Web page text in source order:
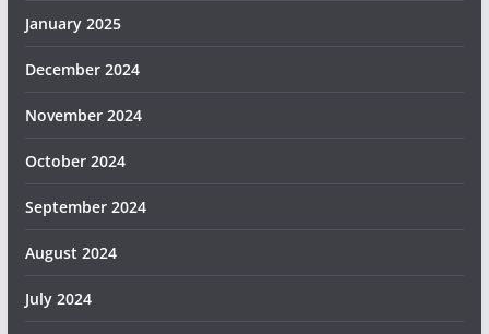
January 2025
December 2024
November 2024
October 2024
September 2024
August 2024
July 2024